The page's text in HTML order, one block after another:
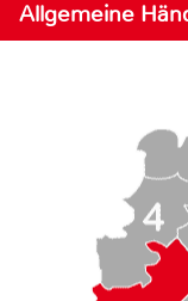
Allgemeine